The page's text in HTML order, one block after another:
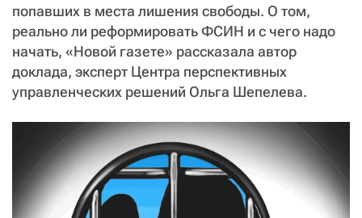
попавших в места лишения свободы. О том,
реально ли реформировать ФСИН и с чего надо
начать, «Новой газете» рассказала автор
доклада, эксперт Центра перспективных
управленческих решений Ольга Шепелева.